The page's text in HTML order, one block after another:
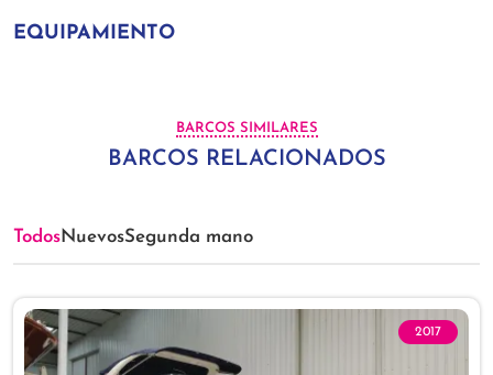
EQUIPAMIENTO
BARCOS SIMILARES
BARCOS RELACIONADOS
TodosNuevosSegunda mano
2017